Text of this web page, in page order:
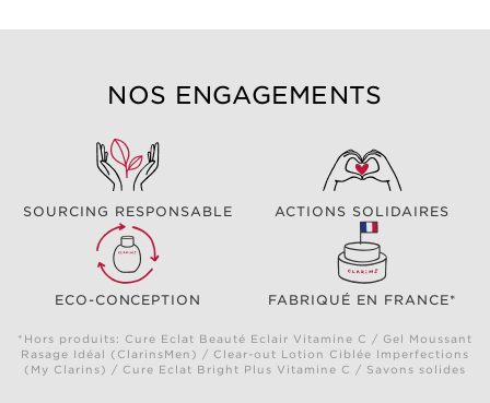
NOS ENGAGEMENTS
SOURCING RESPONSABLE ACTIONS SOLIDAIRES
ECO-CONCEPTION FABRIQUÉ EN FRANCE*
*Hors produits: Cure Eclat Beauté Eclair Vitamine C / Gel Moussant
Rasage Idéal (ClarinsMen) / Clear-out Lotion Ciblée Imperfections
(My Clarins) / Cure Eclat Bright Plus Vitamine C / Savons solides